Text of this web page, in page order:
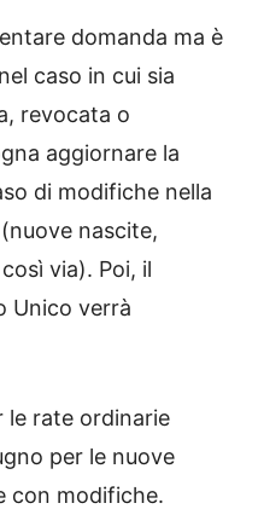
domanda ma è
caso in cui sia
revocata o
aggiornare la
di modifiche nella
nascite,
via). Poi, il
Unico verrà
le rate ordinarie
per le nuove
con modifiche.